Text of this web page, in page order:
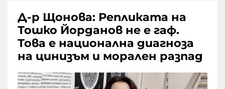
Д-р Щонова: Репликата на
Тошко Йорданов не е гаф.
Това е национална диагноза
на цинизъм и морален разпад